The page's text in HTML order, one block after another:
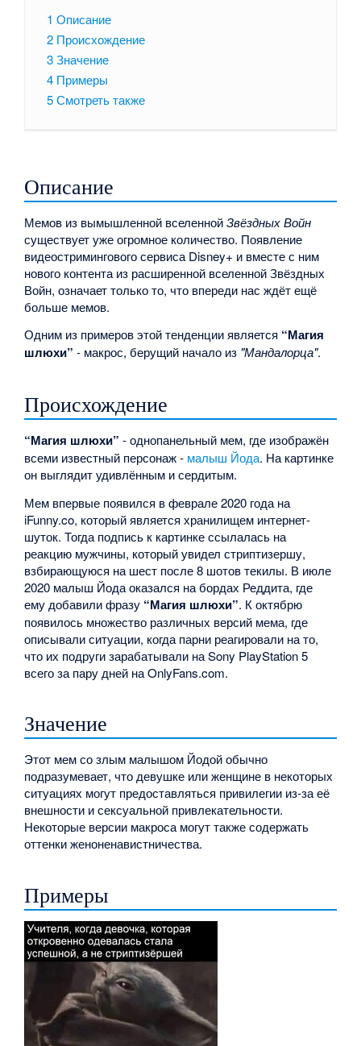
1 Описание
2 Происхождение
3Значение
4 Примеры
5Смотреть также
Описание
Мемов из вымышленной вселеннойЗвёздных Войн
существует уже огромное количество. Появление
видеостримингового сервиса Disney+ и вместе с ним
нового контента из расширенной вселенной Звёздных
Войн, означает только то, что впереди нас ждёт ещё
больше мемов.
Одним из примеров этой тенденции является “Магия
шлюхи” - макрос, берущий начало из "Мандалорца".
Происхождение
“Магия шлюхи” - однопанельный мем, где изображён
всеми известный персонаж - малыш Йода. На картинке
он выглядит удивлённым и сердитым.
Мем впервые появился в феврале 2020 года на
iFunny.co, который является хранилищем интернет-
шуток. Тогда подпись к картинке ссылалась на
реакцию мужчины, который увидел стриптизершу,
взбирающуюся на шест после 8 шотов текилы. В июле
2020 малыш Йода оказался на бордах Реддита, где
ему добавили фразу “Магия шлюхи”. К октябрю
появилось множество различных версий мема, где
описывали ситуации, когда парни реагировали на то,
что их подруги зарабатывали на Sony PlayStation 5
всего за пару дней на OnlyFans.com.
Значение
Этот мем со злым малышом Йодой обычно
подразумевает, что девушке или женщине в некоторых
ситуациях могут предоставляться привилегии из-за её
внешности и сексуальной привлекательности.
Некоторые версии макроса могут также содержать
оттенки женоненавистничества.
Примеры